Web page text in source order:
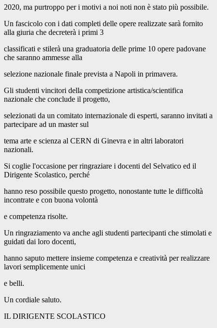
2020, ma purtroppo per i motivi a noi noti non è stato più possibile.
Un fascicolo con i dati completi delle opere realizzate sarà fornito
alla giuria che decreterà i primi 3
classificati e stilerà una graduatoria delle prime 10 opere padovane
che saranno ammesse alla
selezione nazionale finale prevista a Napoli in primavera.
Gli studenti vincitori della competizione artistica/scientifica
nazionale che conclude il progetto,
selezionati da un comitato internazionale di esperti, saranno invitati a
partecipare ad un master sul
tema arte e scienza al CERN di Ginevra e in altri laboratori
nazionali.
Si coglie l'occasione per ringraziare i docenti del Selvatico ed il
Dirigente Scolastico, perché
hanno reso possibile questo progetto, nonostante tutte le difficoltà
incontrate e con buona volontà
e competenza risolte.
Un ringraziamento va anche agli studenti partecipanti che stimolati e
guidati dai loro docenti,
hanno saputo mettere insieme competenza e creatività per realizzare
lavori semplicemente unici
e belli.
Un cordiale saluto.
IL DIRIGENTE SCOLASTICO